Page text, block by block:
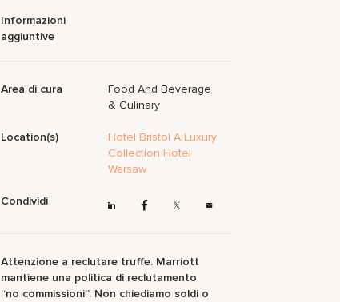
Informazioni
aggiuntive
Area di cura
Food And Beverage
& Culinary
Location(s)
Hotel Bristol A Luxury
Collection Hotel
Warsaw
Condividi
Attenzione a reclutare truffe. Marriott
mantiene una politica di reclutamento
“no commissioni”. Non chiediamo soldi o